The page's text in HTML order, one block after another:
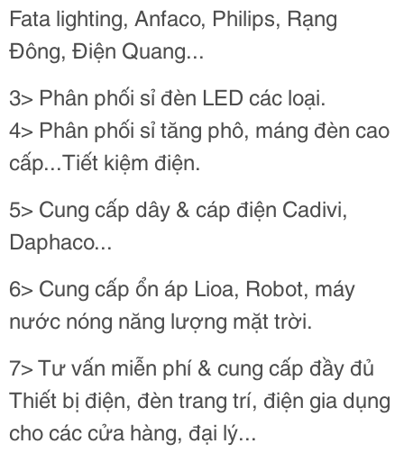
Fata lighting, Anfaco, Philips, Rạng
Đông, Điện Quang...
3> Phân phối sỉ đèn LED các loại.
4> Phân phối sỉ tăng phô, máng đèn cao
cấp...Tiết kiệm điện.
5> Cung cấp dây & cáp điện Cadivi,
Daphaco...
6> Cung cấp ổn áp Lioa, Robot, máy
nước nóng năng lượng mặt trời.
7> Tư vấn miễn phí & cung cấp đầy đủ
Thiết bị điện, đèn trang trí, điện gia dụng
cho các cửa hàng, đại lý...